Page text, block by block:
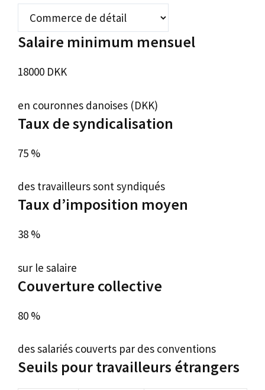
Salaire minimum mensuel
18000 DKK
en couronnes danoises (DKK)
Taux de syndicalisation
75 %
des travailleurs sont syndiqués
Taux d’imposition moyen
38 %
sur le salaire
Couverture collective
80 %
des salariés couverts par des conventions
Seuils pour travailleurs étrangers